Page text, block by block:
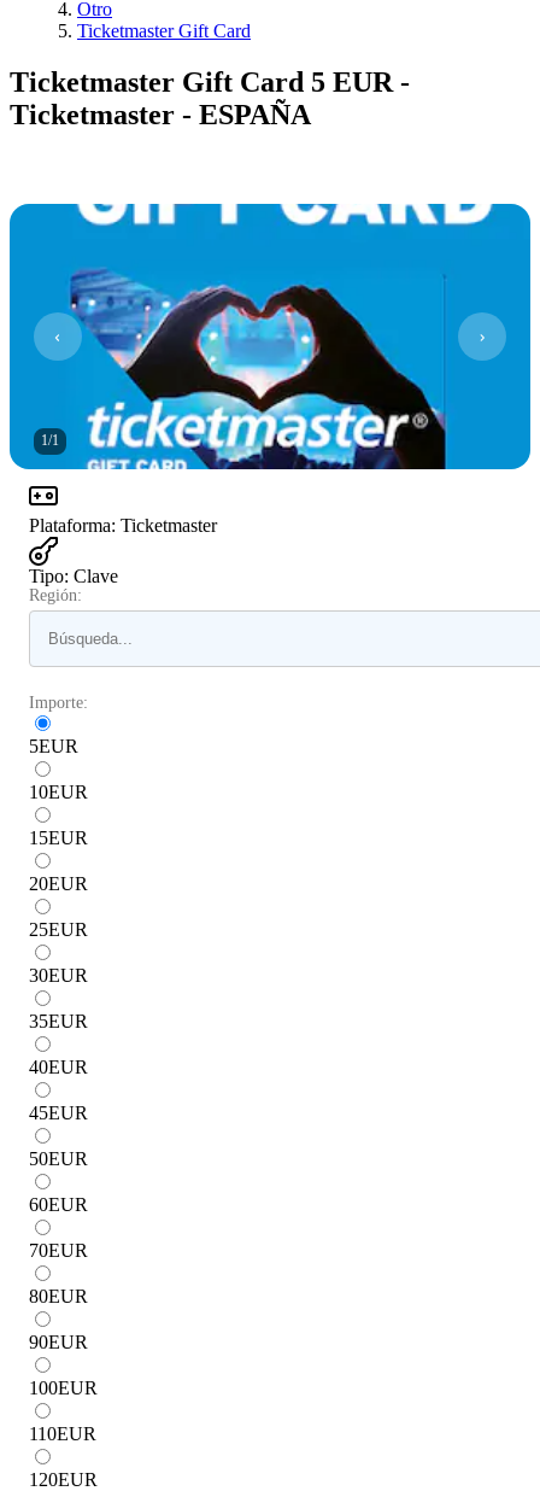
Otro
Ticketmaster Gift Card
Ticketmaster Gift Card 5 EUR -
Ticketmaster - ESPAÑA
1/1
Plataforma: Ticketmaster
Tipo: Clave
Región:
Importe:
5EUR
10EUR
15EUR
20EUR
25EUR
30EUR
35EUR
40EUR
45EUR
50EUR
60EUR
70EUR
80EUR
90EUR
100EUR
110EUR
120EUR